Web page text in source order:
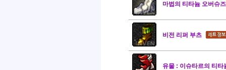
마법의 티타늄 오버슈즈
비전 리퍼 부츠
유물 : 이슈타르의 티타